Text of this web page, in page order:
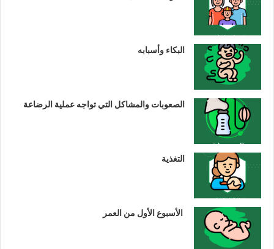
البكاء وأسبابه
الصعوبات والمشاكل التي تواجه عملية الرضاعة
التغذية
الأسبوع الأول من العمر